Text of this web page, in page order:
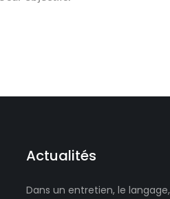
Actualités
Dans un entretien, le langage,